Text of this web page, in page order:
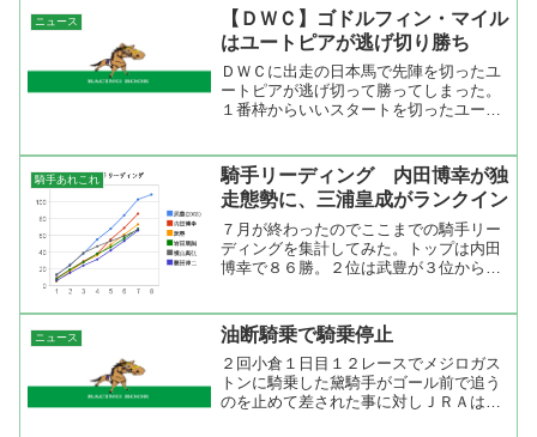
て、今後も道営所属のまま移籍はさせな
い意向であることが明らか...
ニュース
【ＤＷＣ】ゴドルフィン・マイル
はユートピアが逃げ切り勝ち
ＤＷＣに出走の日本馬で先陣を切ったユ
ートピアが逃げ切って勝ってしまった。
１番枠からいいスタートを切ったユート
てと思ったら、直線では後続を離す一
方。「え～、このまま勝っち...
騎手あれこれ
騎手リーディング 内田博幸が独
走態勢に、三浦皇成がランクイン
７月が終わったのでここまでの騎手リー
ディングを集計してみた。トップは内田
博幸で８６勝。２位は武豊が３位から上
１０位に三浦皇成がランクインしてきま
したね。７月の騎手成績を...
ニュース 油断騎乗で騎乗停止
２回小倉１日目１２レースでメジロガス
トンに騎乗した黛騎手がゴール前で追う
のを止めて差された事に対しＪＲＡは油